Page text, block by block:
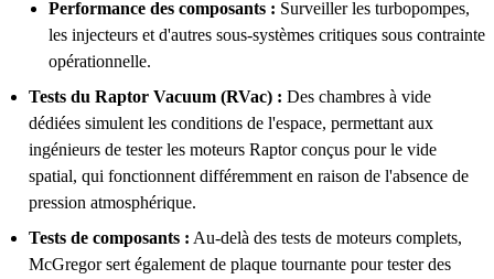
Performance des composants : Surveiller les turbopompes,
les injecteurs et d'autres sous-systèmes critiques sous contrainte
opérationnelle.
Tests du Raptor Vacuum (RVac) : Des chambres à vide
dédiées simulent les conditions de l'espace, permettant aux
ingénieurs de tester les moteurs Raptor conçus pour le vide
spatial, qui fonctionnent différemment en raison de l'absence de
pression atmosphérique.
Tests de composants : Au-delà des tests de moteurs complets,
McGregor sert également de plaque tournante pour tester des